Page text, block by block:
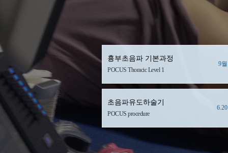
흉부초음파 기본과정
POCUS Thoracic Level 1
9
초음파유도하술기
POCUS procedure